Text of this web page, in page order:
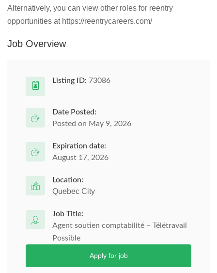
Alternatively, you can view other roles for reentry
opportunities at https://reentrycareers.com/
Job Overview
Listing ID: 73086
Date Posted:
Posted on May 9, 2026
Expiration date:
August 17, 2026
Location:
Quebec City
Job Title:
Agent soutien comptabilité – Télétravail
Possible
Apply for job